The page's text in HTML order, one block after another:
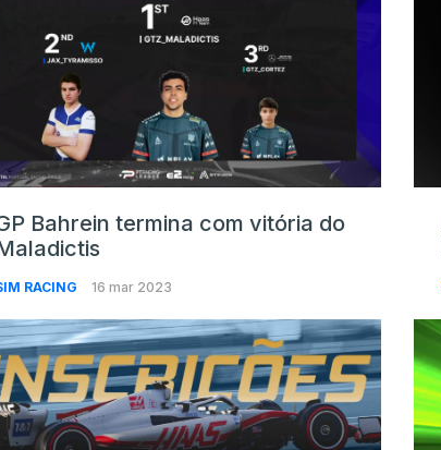
Bahrein termina com vitória do
RACING 16 mar 2023